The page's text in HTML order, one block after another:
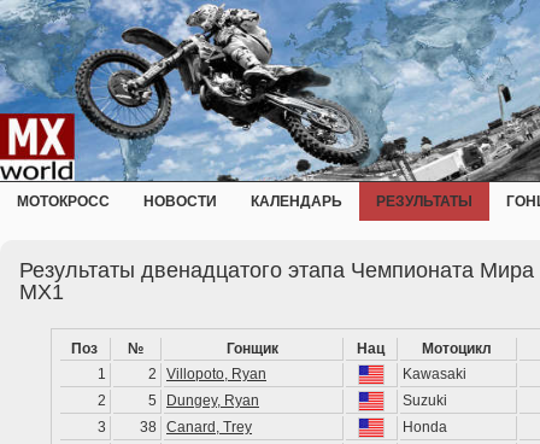
МОТОКРОСС НОВОСТИ КАЛЕНДАРЬ РЕЗУЛЬТАТЫ
Результаты двенадцатого этапа Чемпионата
MX1
Поз № Гонщик Нац
Мотоцикл
1
2 Villopoto, Ryan
Kawasaki
2
5 Dungey, Ryan
Suzuki
3
38 Canard, Trey
Honda